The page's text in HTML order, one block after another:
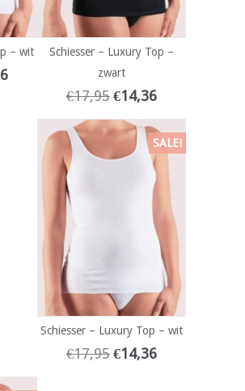
– wit
Schiesser – Luxury Top –
zwart
€17,95 €14,36
SALE!
Schiesser – Luxury Top – wit
€17,95 €14,36